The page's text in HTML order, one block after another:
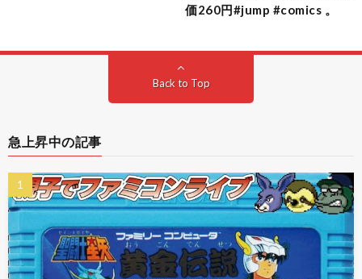
価260円#jump #comics 。
Back to Top
急上昇中の記事